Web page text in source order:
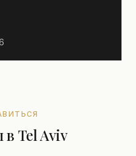
Tel Aviv